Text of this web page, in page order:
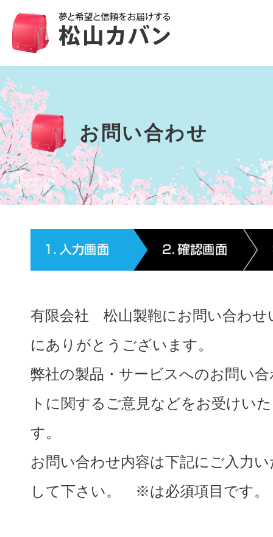
お問い合わせ
有限会社 松山製鞄にお問い合わせ
にありがとうございます。
弊社の製品・サービスへのお問い
トに関するご意見などをお受けい
す。
お問い合わせ内容は下記にご入力
して下さい。 ※は必須項目です。